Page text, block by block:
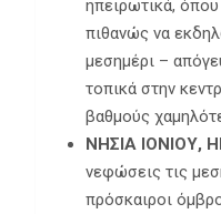
ηπειρωτικά,
πιθανώς να
μεσημέρι –
τοπικά στην
βαθμούς
ΝΗΣΙΑ ΙΟΝΙΟΥ,
νεφώσεις τις
πρόσκαιροι